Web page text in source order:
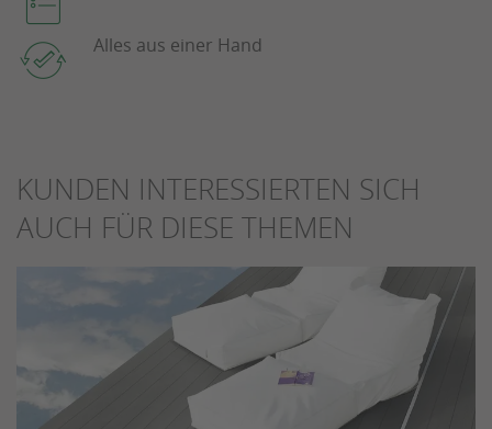
Alles aus einer Hand
KUNDEN INTERESSIERTEN SICH
AUCH FÜR DIESE THEMEN